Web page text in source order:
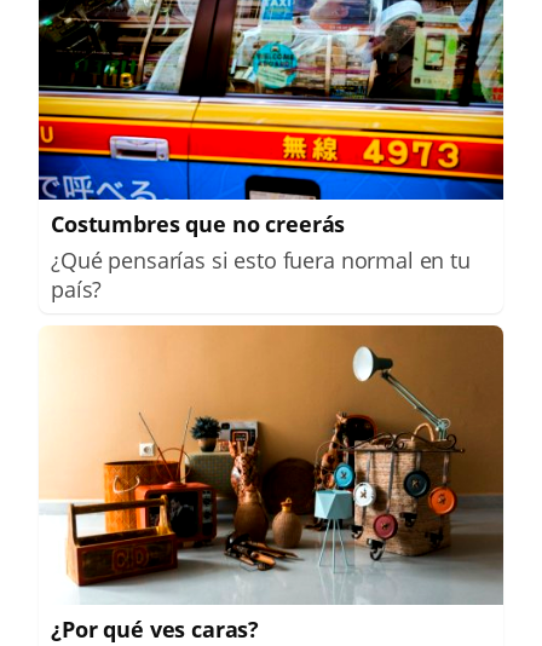
Costumbres que no creerás
¿Qué pensarías si esto fuera normal en tu
país?
¿Por qué ves caras?